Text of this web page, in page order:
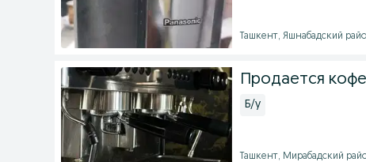
Ташкент, Яшнабадский
Продается
Б/у
Ташкент, Мирабадский